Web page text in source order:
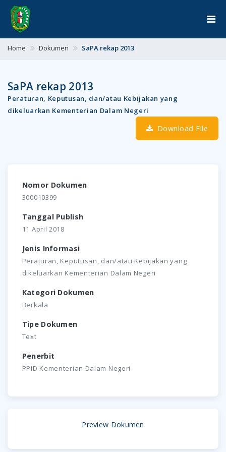
Home Dokumen SaPA rekap 2013
SaPA rekap 2013
Peraturan, Keputusan, dan/atau Kebijakan yang
dikeluarkan Kementerian Dalam Negeri
Download File
Nomor Dokumen
300010399
Tanggal Publish
11 April 2018
Jenis Informasi
Peraturan, Keputusan, dan/atau Kebijakan yang
dikeluarkan Kementerian Dalam Negeri
Kategori Dokumen
Berkala
Tipe Dokumen
Text
Penerbit
PPID Kementerian Dalam Negeri
Preview Dokumen